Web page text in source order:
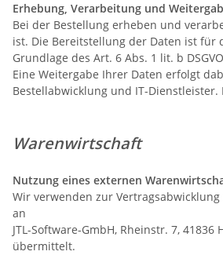
Erhebung, Verarbeitung und
Bei der Bestellung erheben und
ist. Die Bereitstellung der Daten ist für
Grundlage des Art. 6 Abs. 1 lit. b
Eine Weitergabe Ihrer Daten erfolgt
Bestellabwicklung und IT-
Warenwirtschaft
Nutzung eines externen
Wir verwenden zur
an
JTL-Software-GmbH, Rheinstr. 7, 41836
übermittelt.